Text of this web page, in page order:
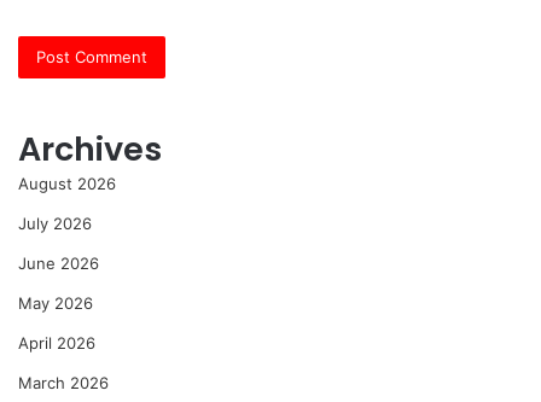
Archives
August 2026
July 2026
June 2026
May 2026
April 2026
March 2026